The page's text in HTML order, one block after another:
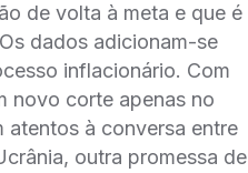
de volta à meta e que é
dados adicionam-se
inflacionário. Com
novo corte apenas no
atentos à conversa entre
outra promessa de